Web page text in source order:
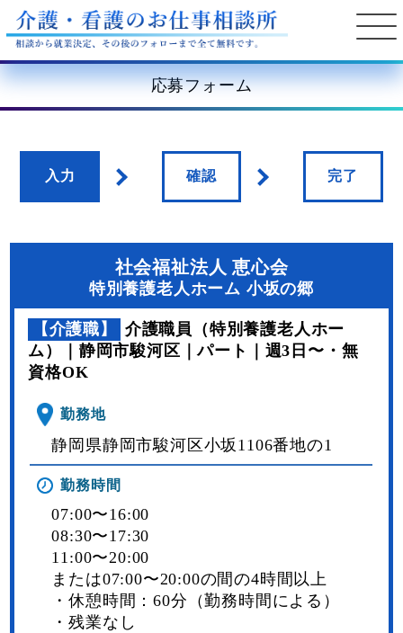
応募フォーム
入力 確認 完了
社会福祉法人 恵心会
特別養護老人ホーム 小坂の郷
【介護職】
介護職員（特別養護老人ホー
ム）｜静岡市駿河区｜パート｜週3日〜・無
資格OK
勤務地
静岡県静岡市駿河区小坂1106番地の1
勤務時間
07:00〜16:00
08:30〜17:30
11:00〜20:00
または07:00〜20:00の間の4時間以上
・休憩時間：60分（勤務時間による）
・残業なし